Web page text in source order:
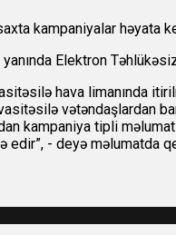
kampaniyalar həyata
Elektron
hava limanında
vətəndaşlardan
kampaniya tipli
edir”, - deyə məlumatda